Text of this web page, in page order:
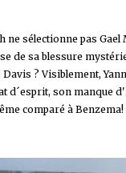
ne sélectionne pas Gael
de sa blessure
? Visiblement,
d´esprit, son manque
comparé à Benzema!